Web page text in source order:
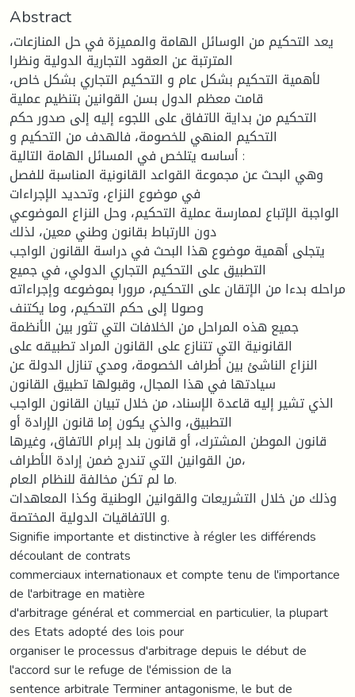
Abstract
يعد التحكيم من الوسائل الهامة والمميزة في حل المنازعات،
المترتبة عن العقود التجارية الدولية ونظرا
لأهمية التحكيم بشكل عام و التحكيم التجاري بشكل خاص،
قامت معظم الدول بسن القوانين بتنظيم عملية
التحكيم من بداية الاتفاق على اللجوء إليه إلى صدور حكم
التحكيم المنهي للخصومة، فالهدف من التحكيم و
أساسه يتلخص في المسائل الهامة التالية :
وهي البحث عن مجموعة القواعد القانونية المناسبة للفصل
في موضوع النزاع، وتحديد الإجراءات
الواجبة الإتباع لممارسة عملية التحكيم، وحل النزاع الموضوعي
دون الارتباط بقانون وطني معين، لذلك
يتجلى أھمیة موضوع هذا البحث في دراسة القانون الواجب
التطبيق على التحكيم التجاري الدولي، في جميع
مراحله بدءا من الإتقان على التحكيم، مرورا بموضوعه وإجراءاته
وصولا إلى حكم التحكيم، وما يكتنف
جميع هذه المراحل من الخلافات التي تثور بين الأنظمة
القانونية التي تتنازع على القانون المراد تطبيقه على
النزاع الناشئ بين أطراف الخصومة، ومدي تنازل الدولة عن
سيادتها في هذا المجال، وقبولها تطبيق القانون
الذي تشير إليه قاعدة الإسناد، من خلال تبيان القانون الواجب
التطبيق، والذي يكون إما قانون الإرادة أو
قانون الموطن المشترك، أو قانون بلد إبرام الاتفاق، وغيرها
من القوانين التي تندرج ضمن إرادة الأطراف،
ما لم تكن مخالفة للنظام العام.
وذلك من خلال التشريعات والقوانين الوطنية وكذا المعاهدات
و الاتفاقيات الدولية المختصة.
Signifie importante et distinctive à régler les différends
découlant de contrats
commerciaux internationaux et compte tenu de l'importance
de l'arbitrage en matière
d'arbitrage général et commercial en particulier, la plupart
des Etats adopté des lois pour
organiser le processus d'arbitrage depuis le début de
l'accord sur le refuge de l'émission de la
sentence arbitrale Terminer antagonisme, le but de